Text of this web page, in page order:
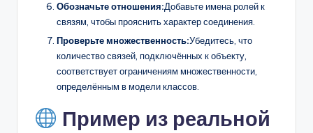
Обозначьте отношения:Добавьте имена ролей к
связям, чтобы прояснить характер соединения.
Проверьте множественность:Убедитесь, что
количество связей, подключённых к объекту,
соответствует ограничениям множественности,
определённым в модели классов.
Пример из реальной